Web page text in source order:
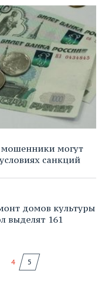
мошенники могут
санкций
домов культуры
выделят 161
4 5